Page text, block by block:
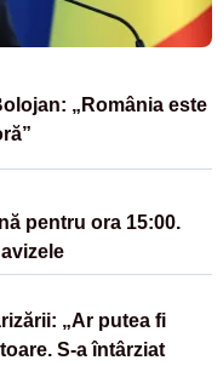
„România este
pentru ora 15:00.
„Ar putea fi
S-a întârziat